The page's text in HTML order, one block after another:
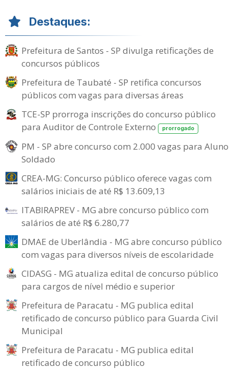
Destaques:
Prefeitura de Santos - SP divulga retificações de
concursos públicos
Prefeitura de Taubaté - SP retifica concursos
públicos com vagas para diversas áreas
TCE-SP prorroga inscrições do concurso público
para Auditor de Controle Externo
prorrogado
PM - SP abre concurso com 2.000 vagas para
Soldado
CREA-MG: Concurso público oferece vagas com
salários iniciais de até R$ 13.609,13
ITABIRAPREV - MG abre concurso público com
salários de até R$ 6.280,77
DMAE de Uberlândia - MG abre concurso público
com vagas para diversos níveis de escolaridade
CIDASG - MG atualiza edital de concurso público
para cargos de nível médio e superior
Prefeitura de Paracatu - MG publica edital
retificado de concurso público para Guarda Civil
Municipal
Prefeitura de Paracatu - MG publica edital
retificado de concurso público